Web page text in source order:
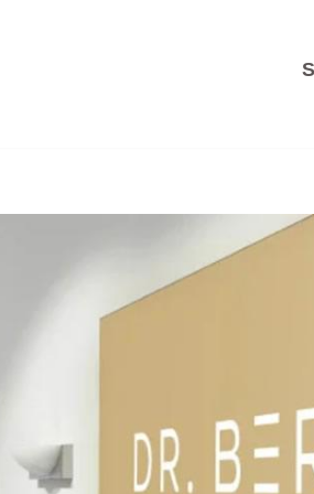
✓Insolvenzsanierung, Arbeitsrecht,
für Kemberg. ➡️ Dr. Berner